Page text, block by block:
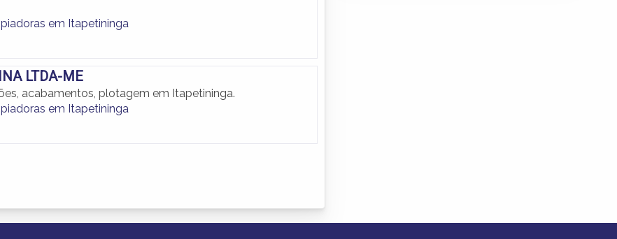
em Itapetininga
LTDA-ME
acabamentos, plotagem em Itapetininga.
em Itapetininga